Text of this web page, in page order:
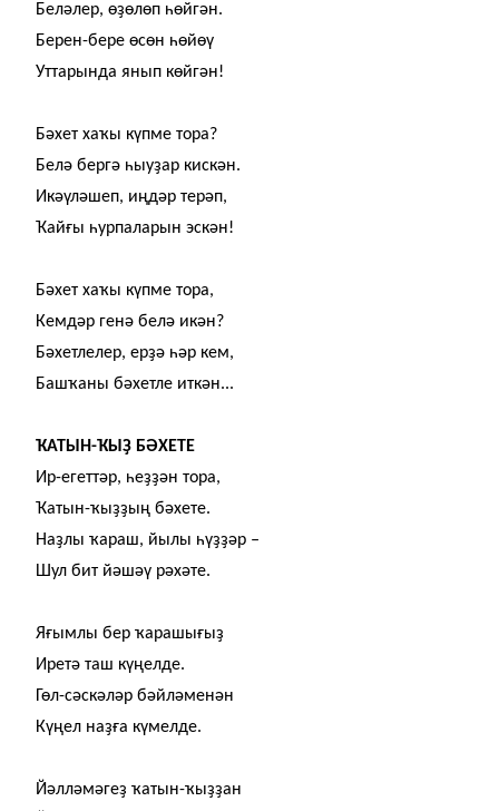
Беләлер, өҙөлөп һөйгән.
Берен-бере өсөн һөйөү
Уттарында янып көйгән!
Бәхет хаҡы күпме тора?
Белә бергә һыуҙар кискән.
Икәүләшеп, иңдәр терәп,
Ҡайғы һурпаларын эскән!
Бәхет хаҡы күпме тора,
Кемдәр генә белә икән?
Бәхетлелер, ерҙә һәр кем,
Башҡаны бәхетле иткән...
ҠАТЫН-ҠЫҘ БӘХЕТЕ
Ир-егеттәр, һеҙҙән тора,
Ҡатын-ҡыҙҙың бәхете.
Наҙлы ҡараш, йылы һүҙҙәр ‒
Шул бит йәшәү рәхәте.
Яғымлы бер ҡарашығыҙ
Иретә таш күңелде.
Гөл-сәскәләр бәйләменән
Күңел наҙға күмелде.
Йәлләмәгеҙ ҡатын-ҡыҙҙан